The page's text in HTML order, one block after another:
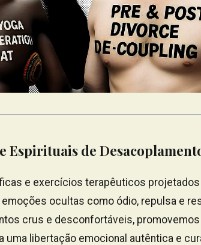
Espirituais de
e exercícios terapêuticos projetados
ocultas como ódio, repulsa e
crus e desconfortáveis,
uma libertação emocional autêntica e